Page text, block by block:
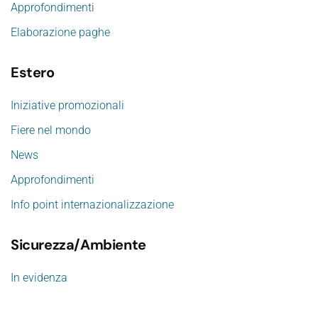
Approfondimenti
Elaborazione paghe
Estero
Iniziative promozionali
Fiere nel mondo
News
Approfondimenti
Info point internazionalizzazione
Sicurezza/Ambiente
In evidenza